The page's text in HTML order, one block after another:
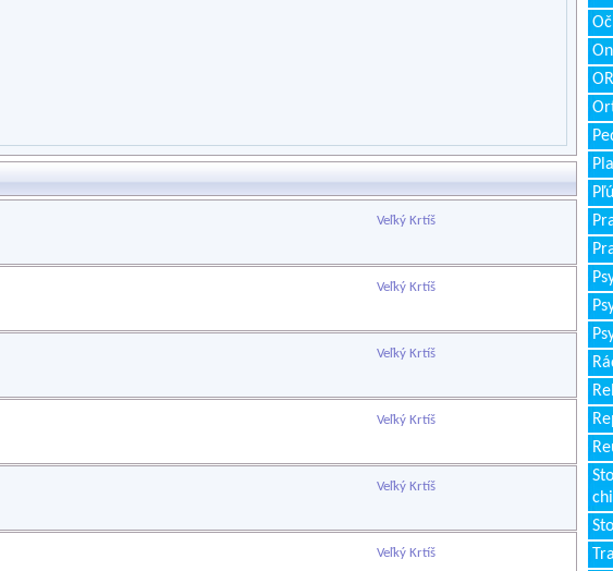
Veľký Krtíš
Veľký Krtíš
Veľký Krtíš
Veľký Krtíš
Veľký Krtíš
Veľký Krtíš